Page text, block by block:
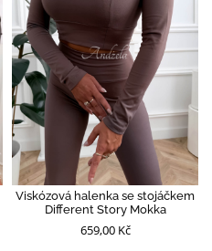
Viskózová halenka se stojáčkem
Different Story Mokka
659,00 Kč